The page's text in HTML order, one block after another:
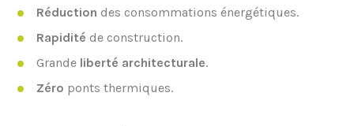
Réduction des consommations énergétiques.
Rapidité de construction.
Grande liberté architecturale.
Zéro ponts thermiques.